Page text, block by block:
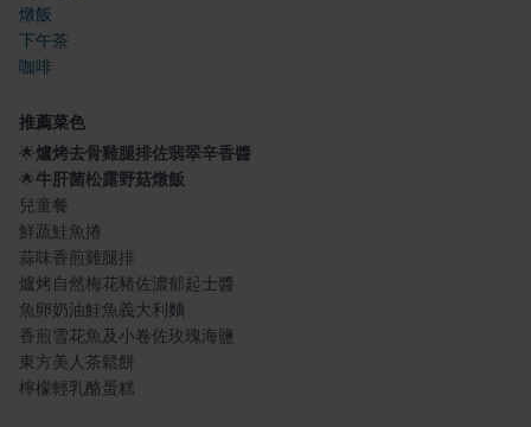
燉飯
下午茶
咖啡
推薦菜色
🌟爐烤去骨雞腿排佐翡翠辛香醬
🌟牛肝菌松露野菇燉飯
兒童餐
鮮蔬鮭魚捲
蒜味香煎雞腿排
爐烤自然梅花豬佐濃郁起士醬
魚卵奶油鮭魚義大利麵
香煎雪花魚及小卷佐玫瑰海鹽
東方美人茶鬆餅
檸檬輕乳酪蛋糕